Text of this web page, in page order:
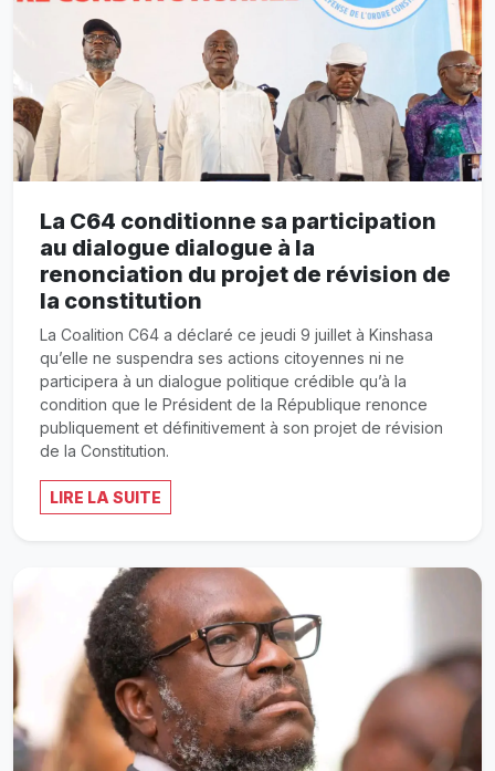
La C64 conditionne sa participation
au dialogue dialogue à la
renonciation du projet de révision de
la constitution
La Coalition C64 a déclaré ce jeudi 9 juillet à Kinshasa
qu’elle ne suspendra ses actions citoyennes ni ne
participera à un dialogue politique crédible qu’à la
condition que le Président de la République renonce
publiquement et définitivement à son projet de révision
de la Constitution.
LIRE LA SUITE